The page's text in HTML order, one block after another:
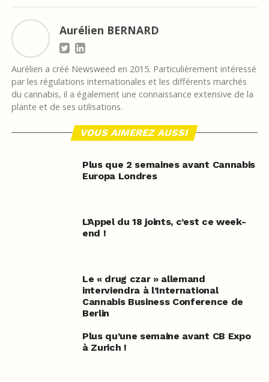
Aurélien BERNARD
Aurélien a créé Newsweed en 2015. Particulièrement intéressé
par les régulations internationales et les différents marchés
du cannabis, il a également une connaissance extensive de la
plante et de ses utilisations.
VOUS AIMEREZ AUSSI
Plus que 2 semaines avant Cannabis
Europa Londres
L’Appel du 18 joints, c’est ce week-
end !
Le « drug czar » allemand
interviendra à l’International
Cannabis Business Conference de
Berlin
Plus qu’une semaine avant CB Expo
à Zurich !